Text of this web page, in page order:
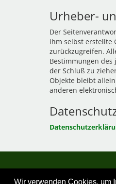
Wir verwenden Cookies, um
Urheber-
Der
ihm selbst erstellte
zurückzugreifen.
Bestimmungen
der Schluß zu
Objekte bleibt
anderen